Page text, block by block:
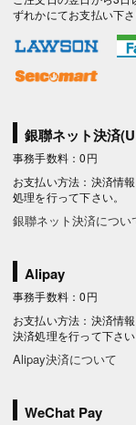
ずれかにてお支払い下さ
銀聯ネット決済
事務手数料：0円
お支払い方法：決済情
処理を行って下さい。
銀聯ネット決済につい
Alipay
事務手数料：0円
お支払い方法：決済情
決済処理を行って下さい
Alipay決済について
WeChat Pay